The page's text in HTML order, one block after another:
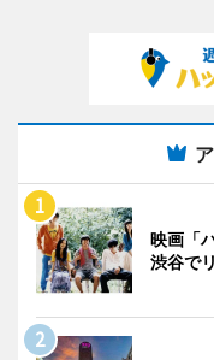
映画「
渋谷で